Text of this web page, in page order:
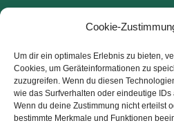
Cookie-
Um dir ein optimales Erlebnis zu bieten,
Cookies, um Geräteinformationen zu
zuzugreifen. Wenn du diesen
wie das Surfverhalten oder eindeutige
Wenn du deine Zustimmung nicht erteilst
bestimmte Merkmale und Funktionen
Pinke Zitronen e.V.